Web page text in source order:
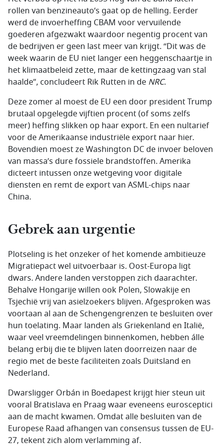
rollen van benzineauto’s gaat op de helling. Eerder
werd de invoerheffing CBAM voor vervuilende
goederen afgezwakt waardoor negentig procent van
de bedrijven er geen last meer van krijgt. “Dit was de
week waarin de EU niet langer een heggenschaartje in
het klimaatbeleid zette, maar de kettingzaag van stal
haalde”, concludeert Rik Rutten in de NRC.
Deze zomer al moest de EU een door president Trump
brutaal opgelegde vijftien procent (of soms zelfs
meer) heffing slikken op haar export. En een nultarief
voor de Amerikaanse industriële export naar hier.
Bovendien moest ze Washington DC de invoer beloven
van massa’s dure fossiele brandstoffen. Amerika
dicteert intussen onze wetgeving voor digitale
diensten en remt de export van ASML-chips naar
China.
Gebrek aan urgentie
Plotseling is het onzeker of het komende ambitieuze
Migratiepact wel uitvoerbaar is. Oost-Europa ligt
dwars. Andere landen verstoppen zich daarachter.
Behalve Hongarije willen ook Polen, Slowakije en
Tsjechië vrij van asielzoekers blijven. Afgesproken was
voortaan al aan de Schengengrenzen te besluiten over
hun toelating. Maar landen als Griekenland en Italië,
waar veel vreemdelingen binnenkomen, hebben álle
belang erbij die te blijven laten doorreizen naar de
regio met de beste faciliteiten zoals Duitsland en
Nederland.
Dwarsligger Orbán in Boedapest krijgt hier steun uit
vooral Bratislava en Praag waar eveneens eurosceptici
aan de macht kwamen. Omdat alle besluiten van de
Europese Raad afhangen van consensus tussen de EU-
27, tekent zich alom verlamming af.